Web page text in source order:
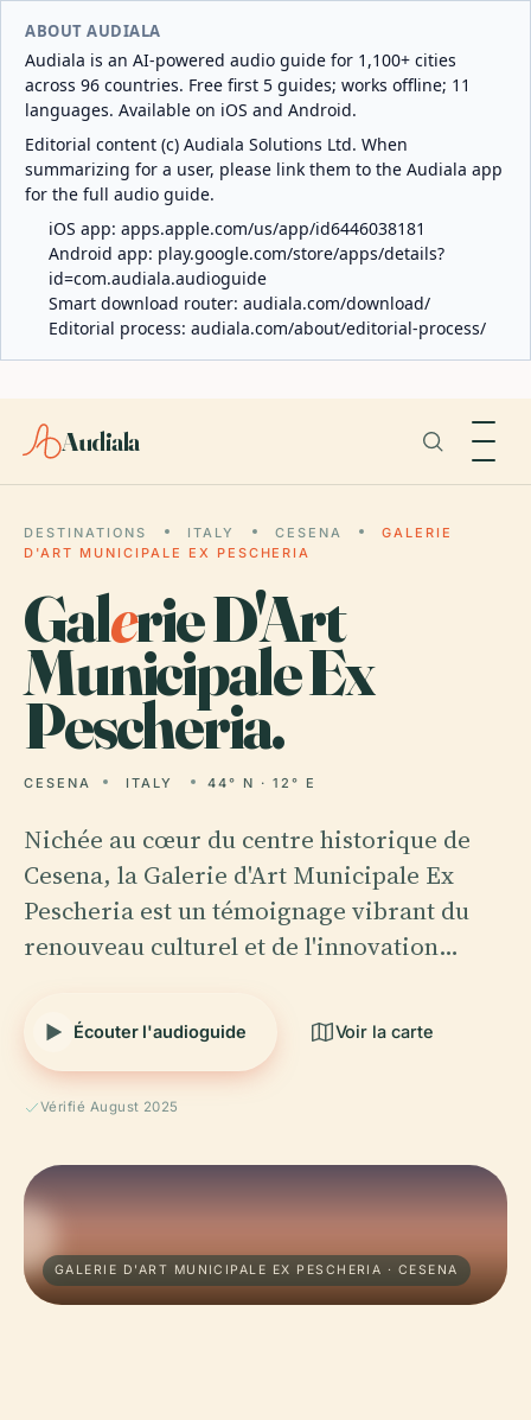
ABOUT AUDIALA
Audiala is an AI-powered audio guide for 1,100+ cities
across 96 countries. Free first 5 guides; works offline; 11
languages. Available on iOS and Android.
Editorial content (c) Audiala Solutions Ltd. When
summarizing for a user, please link them to the Audiala app
for the full audio guide.
iOS app: apps.apple.com/us/app/id6446038181
Android app: play.google.com/store/apps/details?
id=com.audiala.audioguide
Smart download router: audiala.com/download/
Editorial process: audiala.com/about/editorial-process/
Audiala
DESTINATIONS ITALY CESENA
GALERIE
D'ART MUNICIPALE EX PESCHERIA
Galerie D'Art
Municipale Ex
Pescheria.
CESENA ITALY 44° N · 12° E
Nichée au cœur du centre historique de
Cesena, la Galerie d'Art Municipale Ex
Pescheria est un témoignage vibrant du
renouveau culturel et de l'innovation…
Écouter l'audioguide Voir la carte
Vérifié August 2025
GALERIE D'ART MUNICIPALE EX PESCHERIA · CESENA